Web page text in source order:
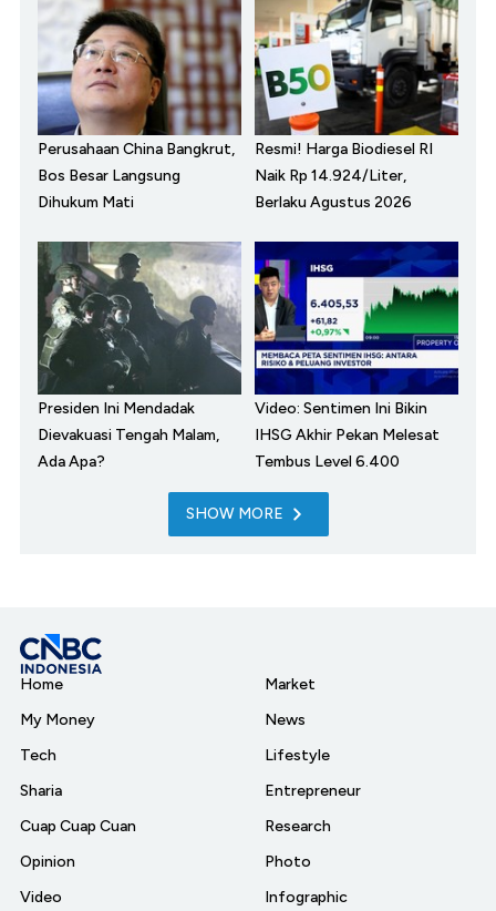
Perusahaan China Bangkrut,
Bos Besar Langsung
Dihukum Mati
Resmi! Harga Biodiesel RI
Naik Rp 14.924/Liter,
Berlaku Agustus 2026
Presiden Ini Mendadak
Dievakuasi Tengah Malam,
Ada Apa?
Video: Sentimen Ini Bikin
IHSG Akhir Pekan Melesat
Tembus Level 6.400
SHOW MORE
Home
My Money
Tech
Sharia
Cuap Cuap Cuan
Opinion
Video
Market
News
Lifestyle
Entrepreneur
Research
Photo
Infographic